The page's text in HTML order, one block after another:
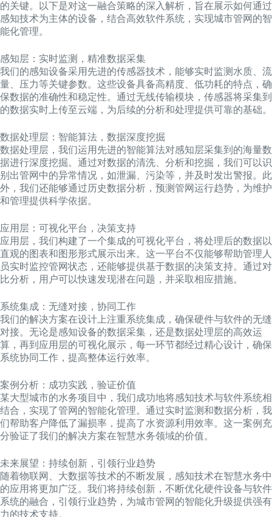
的关键。以下是对这一融合策略的深入解析，旨在展示如何通过
感知技术为主体的设备，结合高效软件系统，实现城市管网的智
能化管理。
感知层：实时监测，精准数据采集
我们的感知设备采用先进的传感器技术，能够实时监测水质、流
量、压力等关键参数。这些设备具备高精度、低功耗的特点，确
保数据的准确性和稳定性。通过无线传输模块，传感器将采集到
的数据实时上传至云端，为后续的分析和处理提供可靠的基础。
数据处理层：智能算法，数据深度挖掘
数据处理层，我们运用先进的智能算法对感知层采集到的海量数
据进行深度挖掘。通过对数据的清洗、分析和挖掘，我们可以识
别出管网中的异常情况，如泄漏、污染等，并及时发出警报。此
外，我们还能够通过历史数据分析，预测管网运行趋势，为维护
和管理提供科学依据。
应用层：可视化平台，决策支持
应用层，我们构建了一个集成的可视化平台，将处理后的数据以
直观的图表和图形形式展示出来。这一平台不仅能够帮助管理人
员实时监控管网状态，还能够提供基于数据的决策支持。通过对
比分析，用户可以快速发现潜在问题，并采取相应措施。
系统集成：无缝对接，协同工作
我们的解决方案在设计上注重系统集成，确保硬件与软件的无缝
对接。无论是感知设备的数据采集，还是数据处理层的高效运
算，再到应用层的可视化展示，每一环节都经过精心设计，确保
系统协同工作，提高整体运行效率。
案例分析：成功实践，验证价值
某大型城市的水务项目中，我们成功地将感知技术与软件系统相
结合，实现了管网的智能化管理。通过实时监测和数据分析，我
们帮助客户降低了漏损率，提高了水资源利用效率。这一案例充
分验证了我们的解决方案在智慧水务领域的价值。
未来展望：持续创新，引领行业趋势
随着物联网、大数据等技术的不断发展，感知技术在智慧水务中
的应用将更加广泛。我们将持续创新，不断优化硬件设备与软件
系统的融合，引领行业趋势，为城市管网的智能化升级提供强有
力的技术支持。